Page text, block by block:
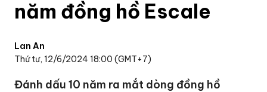
năm đồng hồ Escale
Lan An
Thứ tư, 12/6/2024 18:00 (GMT+7)
Đánh dấu 10 năm ra mắt dòng đồng hồ